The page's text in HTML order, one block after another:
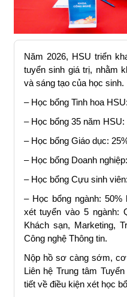
Năm 2026, HSU triển
tuyển sinh giá trị, nhằm
và sáng tạo của học sinh.
– Học bổng Tinh hoa
– Học bổng 35 năm
– Học bổng Giáo dục:
– Học bổng Doanh
– Học bổng Cựu sinh
– Học bổng ngành:
xét tuyển vào 5 ngành:
Khách sạn, Marketing,
Công nghệ Thông tin.
Nộp hồ sơ càng sớm,
Liên hệ Trung tâm
tiết về điều kiện xét học